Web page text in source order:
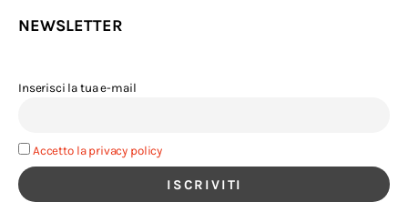
NEWSLETTER
Inserisci la tua e-mail
Accetto la privacy policy